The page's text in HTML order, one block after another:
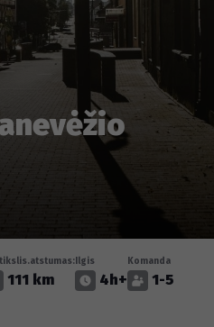
111 km
Ilgis
4h+
Komanda
1-5